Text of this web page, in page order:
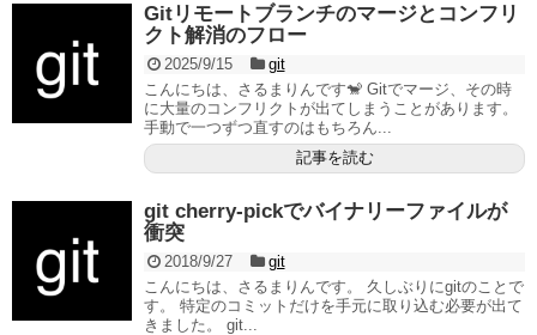
Gitリモートブランチのマージとコンフリ
クト解消のフロー
2025/9/15
git
こんにちは、さるまりんです🐒 Gitでマージ、その時
に大量のコンフリクトが出てしまうことがあります。
手動で一つずつ直すのはもちろん...
記事を読む
git cherry-pickでバイナリーファイルが
衝突
2018/9/27
git
こんにちは、さるまりんです。 久しぶりにgitのことで
す。 特定のコミットだけを手元に取り込む必要が出て
きました。 git...